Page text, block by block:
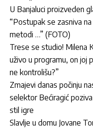
U Banjaluci proizveden
“Postupak se zasniva
metodi …” (FOTO)
Trese se studio! Milena
uživo u programu, on joj
ne kontrolišu?”
Zmajevi danas počinju
selektor Bećiragić
stil igre
Slavlje u domu Jovane